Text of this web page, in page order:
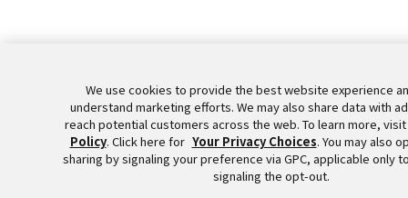
We use cookies to provide the best website experience
understand marketing efforts. We may also share data with
reach potential customers across the web. To learn more,
Policy. Click here for Your Privacy Choices. You may also
sharing by signaling your preference via GPC, applicable only
signaling the opt-out.